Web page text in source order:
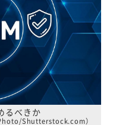
るべきか
Shutterstock.com）